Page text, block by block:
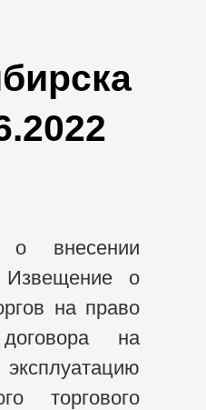
о внесении
о
на право
на
торгового